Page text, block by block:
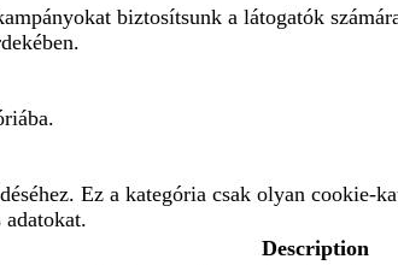
biztosítsunk a látogatók
Ez a kategória csak olyan cookie-
Description